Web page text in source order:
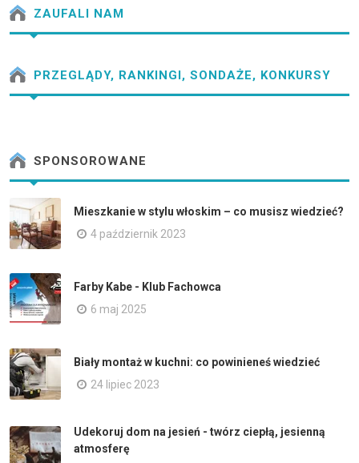
ZAUFALI NAM
PRZEGLĄDY, RANKINGI, SONDAŻE, KONKURSY
SPONSOROWANE
Mieszkanie w stylu włoskim – co musisz wiedzieć?
4 październik 2023
Farby Kabe - Klub Fachowca
6 maj 2025
Biały montaż w kuchni: co powinieneś wiedzieć
24 lipiec 2023
Udekoruj dom na jesień - twórz ciepłą, jesienną
atmosferę